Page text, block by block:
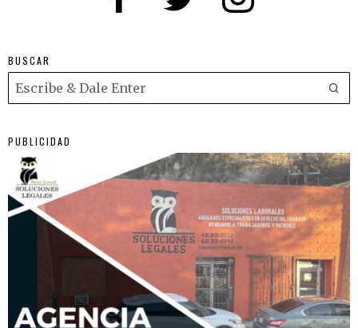
BUSCAR
PUBLICIDAD